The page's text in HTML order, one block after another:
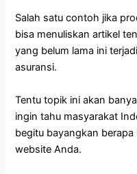
Salah satu contoh jika
bisa menuliskan artikel
yang belum lama ini
asuransi.
Tentu topik ini akan
ingin tahu masyarakat
begitu bayangkan
website Anda.